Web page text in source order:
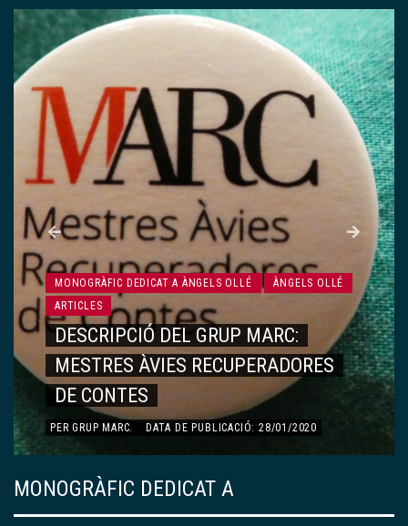
MONOGRÀFIC DEDICAT A ÀNGELS OLLÉ
ÀNGELS OLLÉ
ARTICLES
DESCRIPCIÓ DEL GRUP MARC:
MESTRES ÀVIES RECUPERADORES
DE CONTES
PERGRUP MARC. DATA DE PUBLICACIÓ: 28/01/2020
MONOGRÀFIC DEDICAT A